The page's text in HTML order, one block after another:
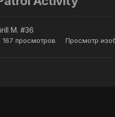
M. #36
167 просмотров Просмотр